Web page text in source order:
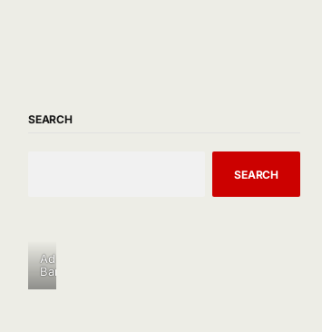
SEARCH
SEARCH
Ad
Banner